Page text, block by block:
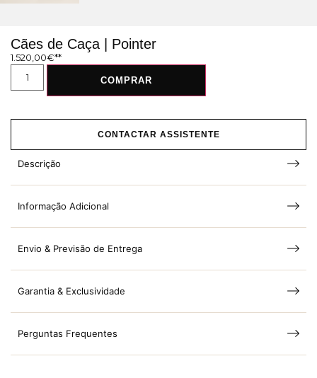
Cães de Caça | Pointer
1.520,00€
COMPRAR
CONTACTAR ASSISTENTE
Descrição
Informação Adicional
Envio & Previsão de Entrega
Garantia & Exclusividade
Perguntas Frequentes